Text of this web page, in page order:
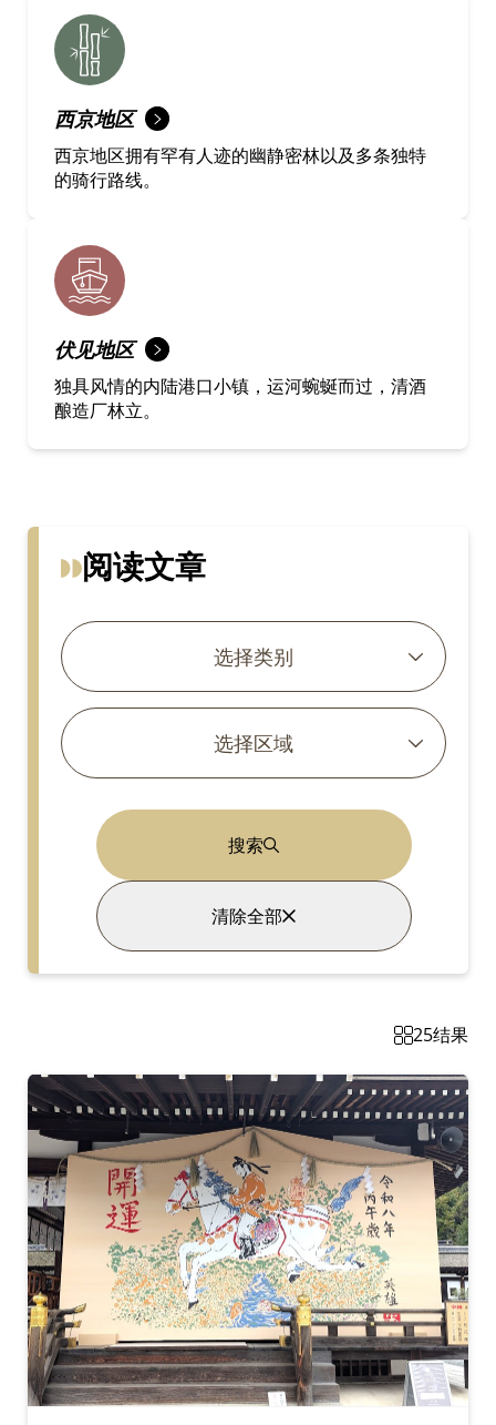
西京地区
西京地区拥有罕有人迹的幽静密林以及多条独特
的骑行路线。
伏见地区
独具风情的内陆港口小镇，运河蜿蜒而过，清酒
酿造厂林立。
阅读文章
选择类别
选择区域
搜索
清除全部
25结果